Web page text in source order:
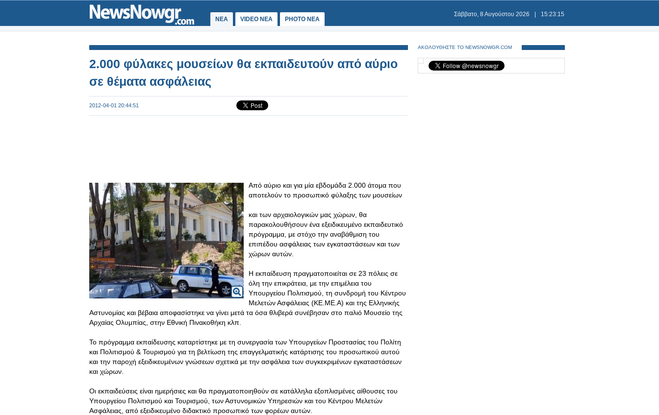
ΝΕΑ VIDEO NEA PHOTO NEA
Σάββατο, 8 Αυγούστου 2026 15:23:15
2.000 φύλακες μουσείων θα εκπαιδευτούν από αύριο
σε θέματα ασφάλειας
2012-04-01 20:44:51
Από αύριο και για μία εβδομάδα 2.000 άτομα που
αποτελούν το προσωπικό φύλαξης των μουσείων
και των αρχαιολογικών μας χώρων, θα
παρακολουθήσουν ένα εξειδικευμένο εκπαιδευτικό
πρόγραμμα, με στόχο την αναβάθμιση του
επιπέδου ασφάλειας των εγκαταστάσεων και των
χώρων αυτών.
Η εκπαίδευση πραγματοποιείται σε 23 πόλεις σε
όλη την επικράτεια, με την επιμέλεια του
Υπουργείου Πολιτισμού, τη συνδρομή του Κέντρου
Μελετών Ασφάλειας (ΚΕ.ΜΕ.Α) και της Ελληνικής
Αστυνομίας και βέβαια αποφασίστηκε να γίνει μετά τα όσα θλιβερά συνέβησαν στο παλιό Μουσείο της
Αρχαίας Ολυμπίας, στην Εθνική Πινακοθήκη κλπ.
Το πρόγραμμα εκπαίδευσης καταρτίστηκε με τη συνεργασία των Υπουργείων Προστασίας του Πολίτη
και Πολιτισμού & Τουρισμού για τη βελτίωση της επαγγελματικής κατάρτισης του προσωπικού αυτού
και την παροχή εξειδικευμένων γνώσεων σχετικά με την ασφάλεια των συγκεκριμένων εγκαταστάσεων
και χώρων.
Οι εκπαιδεύσεις είναι ημερήσιες και θα πραγματοποιηθούν σε κατάλληλα εξοπλισμένες αίθουσες του
Υπουργείου Πολιτισμού και Τουρισμού, των Αστυνομικών Υπηρεσιών και του Κέντρου Μελετών
Ασφάλειας, από εξειδικευμένο διδακτικό προσωπικό των φορέων αυτών.
ΑΚΟΛΟΥΘΗΣΤΕ ΤΟ NEWSNOWGR.COM